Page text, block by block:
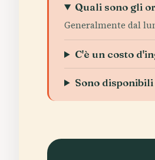
Quali sono gli
Generalmente dal
C'è un costo
Sono